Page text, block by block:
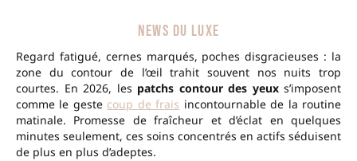
NEWS DU LUXE
Regard fatigué, cernes marqués, poches disgracieuses : la
zone du contour de l’œil trahit souvent nos nuits trop
courtes. En 2026, les patchs contour des yeuxs’imposent
comme le geste coup de frais incontournable de la routine
matinale. Promesse de fraîcheur et d’éclat en quelques
minutes seulement, ces soins concentrés en actifs séduisent
de plus en plus d’adeptes.